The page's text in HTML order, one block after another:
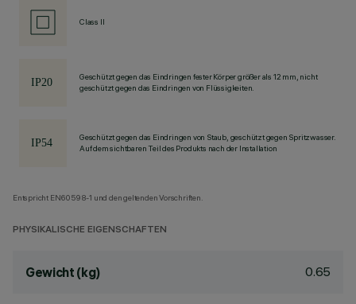
Class II
Geschützt gegen das Eindringen fester Körper größer als 12 mm, nicht
geschützt gegen das Eindringen von Flüssigkeiten.
Geschützt gegen das Eindringen von Staub, geschützt gegen Spritzwasser.
Auf dem sichtbaren Teil des Produkts nach der Installation
Entspricht EN60598-1 und den geltenden Vorschriften.
PHYSIKALISCHE EIGENSCHAFTEN
Gewicht (kg) 0.65